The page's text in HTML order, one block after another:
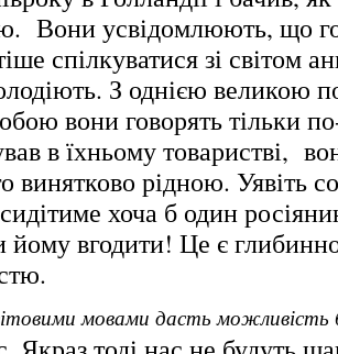
Вони усвідомлюють, що
спілкуватися зі світом
З однією великою
вони говорять тільки
в їхньому товаристві,
винятково рідною. Уявіть
хоча б один
йому вгодити! Це є
мовами дасть можливість